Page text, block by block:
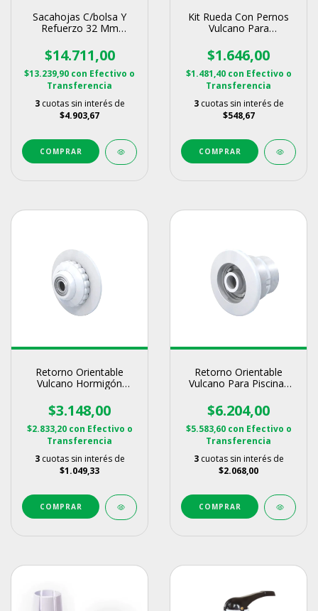
Sacahojas C/bolsa Y
Refuerzo 32 Mm
$14.711,00
$13.239,90 con Efectivo o
Transferencia
3 cuotas sin interés de
$4.903,67
Kit Rueda Con Pernos
Vulcano Para
$1.646,00
$1.481,40 con Efectivo o
Transferencia
3 cuotas sin interés de
$548,67
COMPRAR
Retorno Orientable
Vulcano Hormigón
$3.148,00
$2.833,20 con Efectivo o
Transferencia
3 cuotas sin interés de
$1.049,33
Retorno Orientable
Vulcano Para Piscinas
$6.204,00
$5.583,60 con Efectivo o
Transferencia
3 cuotas sin interés de
$2.068,00